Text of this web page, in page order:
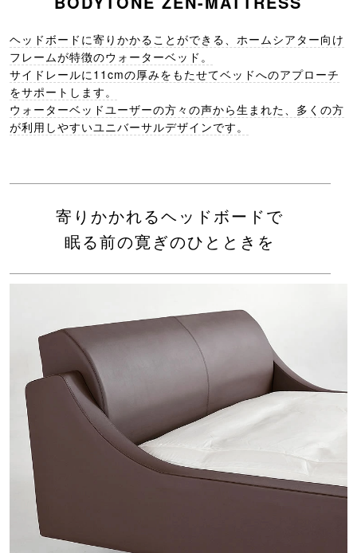
ヘッドボードに寄りかかることができる、ホームシアター向け
フレームが特徴のウォーターベッド。
サイドレールに11cmの厚みをもたせてベッドへのアプローチ
をサポートします。
ウォーターベッドユーザーの方々の声から生まれた、多くの方
が利用しやすいユニバーサルデザインです。
寄りかかれるヘッドボードで
眠る前の寛ぎのひとときを